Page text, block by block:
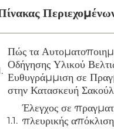
Πώς τα
Οδήγησης Υλικού
Ευθυγράμμιση σε
στην Κατασκευή
Έλεγχος σε
πλευρικής